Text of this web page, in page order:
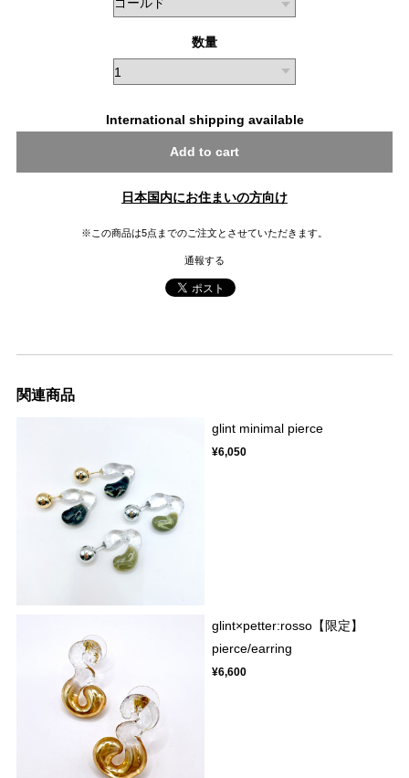
数量
International shipping available
Add to cart
日本国内にお住まいの方向け
※この商品は5点までのご注文とさせていただきます。
通報する
関連商品
glint minimal pierce
¥6,050
glint×petter:rosso【限定】
pierce/earring
¥6,600